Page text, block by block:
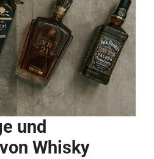
und
Whisky